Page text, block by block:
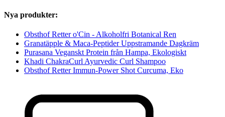
Nya produkter:
Obsthof Retter o'Cin - Alkoholfri Botanical Ren
Granatäpple & Maca-Peptider Uppstramande Dagkräm
Purasana Veganskt Protein från Hampa, Ekologiskt
Khadi ChakraCurl Ayurvedic Curl Shampoo
Obsthof Retter Immun-Power Shot Curcuma, Eko